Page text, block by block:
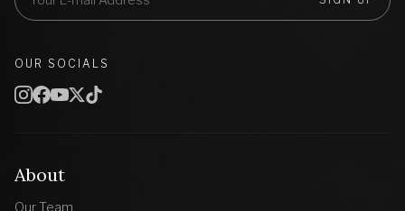
About
Our Team
OUR SOCIALS